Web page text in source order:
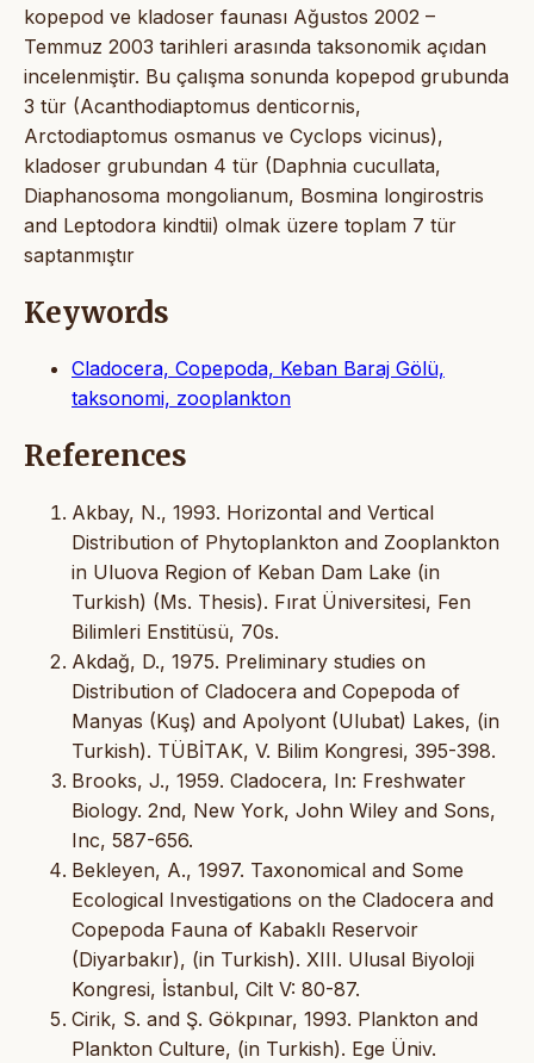
kopepod ve kladoser faunası Ağustos 2002 –
Temmuz 2003 tarihleri arasında taksonomik açıdan
incelenmiştir. Bu çalışma sonunda kopepod grubunda
3 tür (Acanthodiaptomus denticornis,
Arctodiaptomus osmanus ve Cyclops vicinus),
kladoser grubundan 4 tür (Daphnia cucullata,
Diaphanosoma mongolianum, Bosmina longirostris
and Leptodora kindtii) olmak üzere toplam 7 tür
saptanmıştır
Keywords
Cladocera, Copepoda, Keban Baraj Gölü,
taksonomi, zooplankton
References
Akbay, N., 1993. Horizontal and Vertical
Distribution of Phytoplankton and Zooplankton
in Uluova Region of Keban Dam Lake (in
Turkish) (Ms. Thesis). Fırat Üniversitesi, Fen
Bilimleri Enstitüsü, 70s.
Akdağ, D., 1975. Preliminary studies on
Distribution of Cladocera and Copepoda of
Manyas (Kuş) and Apolyont (Ulubat) Lakes, (in
Turkish). TÜBİTAK, V. Bilim Kongresi, 395-398.
Brooks, J., 1959. Cladocera, In: Freshwater
Biology. 2nd, New York, John Wiley and Sons,
Inc, 587-656.
Bekleyen, A., 1997. Taxonomical and Some
Ecological Investigations on the Cladocera and
Copepoda Fauna of Kabaklı Reservoir
(Diyarbakır), (in Turkish). XIII. Ulusal Biyoloji
Kongresi, İstanbul, Cilt V: 80-87.
Cirik, S. and Ş. Gökpınar, 1993. Plankton and
Plankton Culture, (in Turkish). Ege Üniv.